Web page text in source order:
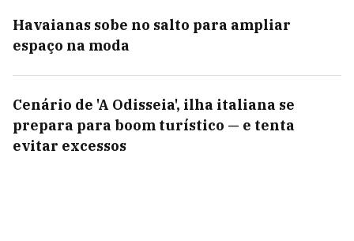
Havaianas sobe no salto para ampliar
espaço na moda
Cenário de 'A Odisseia', ilha italiana se
prepara para boom turístico — e tenta
evitar excessos